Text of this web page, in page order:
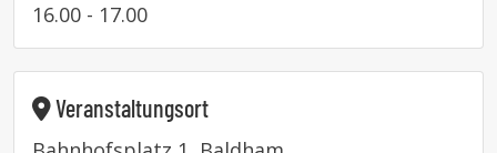
16.00 - 17.00
Veranstaltungsort